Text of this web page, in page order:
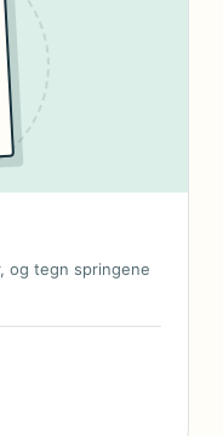
og tegn springene